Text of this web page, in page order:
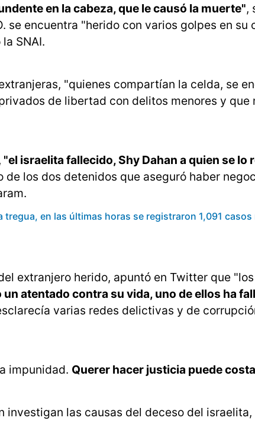
en la cabeza, que le causó la muerte",
se encuentra "herido con varios golpes en
SNAI.
"quienes compartían la celda, se
de libertad con delitos menores y
"el israelita fallecido, Shy Dahan a quien se
de los dos detenidos que aseguró haber
tregua, en las últimas horas se registraron 1,091
extranjero herido, apuntó en Twitter que
atentado contra su vida, uno de ellos ha
varias redes delictivas y de
impunidad. Querer hacer justicia puede
investigan las causas del deceso del